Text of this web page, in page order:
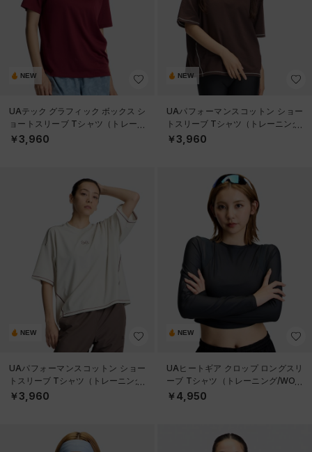
NEW
UAテック グラフィック ボックス シ
ョートスリーブ Tシャツ（トレーニ
ング/WOMEN）
￥3,960
NEW
UAパフォーマンスコットン ショー
トスリーブ Tシャツ（トレーニング/
WOMEN）
￥3,960
NEW
UAパフォーマンスコットン ショー
トスリーブ Tシャツ（トレーニング/
WOMEN）
￥3,960
NEW
UAヒートギア クロップ ロングスリ
ーブ Tシャツ（トレーニング/WOM
EN）
￥4,950